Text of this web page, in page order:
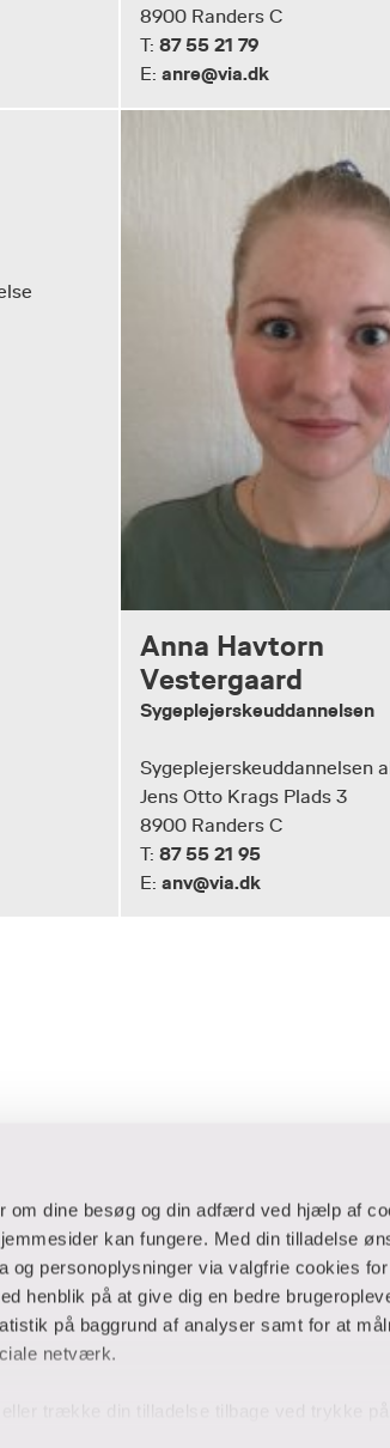
om dine besøg og din adfærd ved hjælp af
kan fungere. Med din tilladelse
og personoplysninger via valgfrie cookies
henblik på at give dig en bedre
på baggrund af analyser samt for at
netværk.
8900 Randers C
T: 87 55 21 79
E: anre@via.dk
Anna Havtorn
Vestergaard
Sygeplejerskeuddannelsen
Sygeplejerskeuddannelsen
Jens Otto Krags Plads 3
8900 Randers C
T: 87 55 21 95
E: anv@via.dk
Ansatte og studerende